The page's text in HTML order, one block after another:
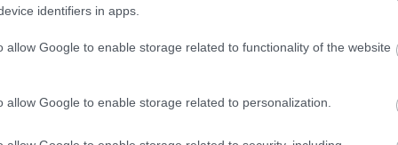
identifiers in apps.
allow Google to enable storage related to functionality of the website
allow Google to enable storage related to personalization.
δυναμικό
με τον σχεδιασμό προϊόντων, τη βελτίωση της
ετικέτας ή της συσκευασίας και η ενίσχυση της
αξία των προϊόντων και να βελτιώσουν την